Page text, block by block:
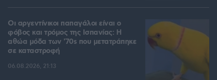
Οι αργεντίνικοι παπαγάλοι είναι ο
φόβος και τρόμος της Ισπανίας: Η
αθώα μόδα των '70s που μετατράπηκε
σε καταστροφή
06.08.2026, 21:13